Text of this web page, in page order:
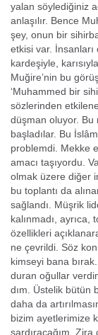
yalan söylediğiniz
anlaşılır. Bence
şey, onun bir
etkisi var. İnsanları
kardeşiyle,
Muği­re’nin bu
‘Muhammed bir
sözlerin­den
düşman oluyor. Bu
başladılar. Bu
problemdi. Mekke
amacı taşıyor­du.
olmak üzere diğer
bu toplantı da
sağlandı. Müşrik
kalınmadı, ayrıca,
özellikleri
ne çevrildi. Söz
kimseyi bana
duran oğullar
dım. Üstelik bütün
daha da
bizim ayetlerimize
sardıracağım. Zira